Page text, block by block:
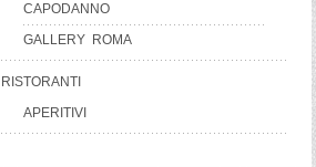
CAPODANNO
GALLERY ROMA
RISTORANTI
APERITIVI